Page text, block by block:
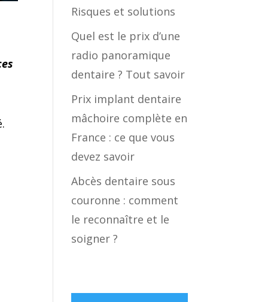
Risques et solutions
Quel est le prix d’une
radio panoramique
dentaire ? Tout savoir
Prix implant dentaire
mâchoire complète en
France : ce que vous
devez savoir
Abcès dentaire sous
couronne : comment
le reconnaître et le
soigner ?